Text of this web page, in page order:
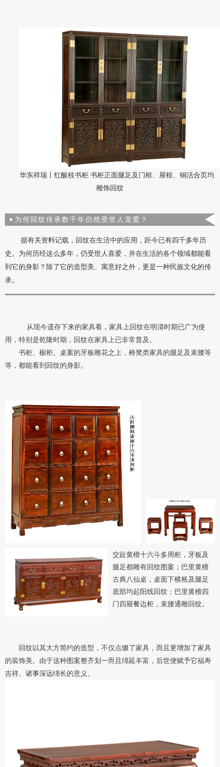
华东祥瑞丨红酸枝书柜 书柜正面腿足及门框、屉框、铜活合页均
雕饰回纹
为何回纹传承数千年仍然受世人宠爱？
据有关资料记载，回纹在生活中的应用，距今已有四千多年历
史。为何历经这么多年，仍受世人喜爱，并在生活的各个领域都能看
到它的身影？除了它的造型美、寓意好之外，更是一种民族文化的传
承。
从现今遗存下来的家具看，家具上回纹在明清时期已广为使
用，特别是乾隆时期，回纹在家具上已非常普及。
书柜、橱柜、桌案的牙板雕花之上，椅凳类家具的腿足 及束腰等
等，都能看到回纹的身影。
交趾黄檀十六斗多用柜，牙板及
腿足都雕有回纹图案；巴里黄檀
古典八仙桌，桌面下横枨及腿足
底部均起阳线回纹；巴里黄檀四
门四屉餐边柜，束腰通雕回纹。
回纹以其大方简约的造型，不仅点缀了家具，而且更增加了家具
的装饰美。由于这种图案整齐划一而且绵延丰富，后世便赋予它福寿
吉祥、诸事深远绵长的意义。